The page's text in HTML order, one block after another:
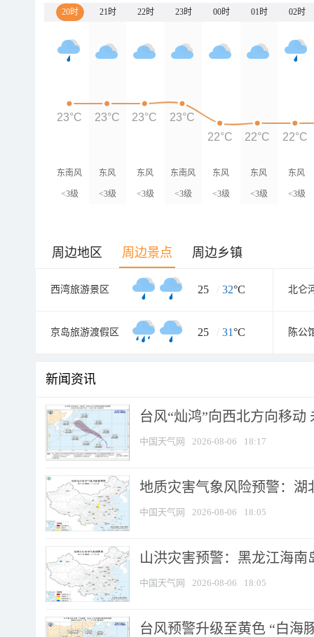
20时 21时 22时 23时 00时 01时 02时
东南风
<3级
东风
<3级
东风
<3级
东南风
<3级
东风
<3级
东风
<3级
东风
<3级
23°C 23°C 23°C
23°C
22°C
22°C 22°C
周边地区 周边景点 周边乡镇
西湾旅游景区 25 / 32°C 北仑
京岛旅游渡假区 25 / 31°C 陈公
新闻资讯
台风“灿鸿”向西北方向移动
中国天气网 2026-08-06 18:17
地质灾害气象风险预警：湖
中国天气网 2026-08-06 18:05
山洪灾害预警：黑龙江海
中国天气网 2026-08-06 18:05
台风预警升级至黄色 “白海